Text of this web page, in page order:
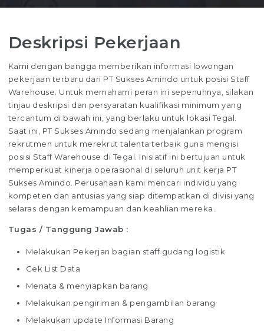
Deskripsi Pekerjaan
Kami dengan bangga memberikan informasi lowongan
pekerjaan terbaru dari PT Sukses Amindo untuk posisi Staff
Warehouse. Untuk memahami peran ini sepenuhnya, silakan
tinjau deskripsi dan persyaratan kualifikasi minimum yang
tercantum di bawah ini, yang berlaku untuk lokasi Tegal.
Saat ini, PT Sukses Amindo sedang menjalankan program
rekrutmen untuk merekrut talenta terbaik guna mengisi
posisi Staff Warehouse di Tegal. Inisiatif ini bertujuan untuk
memperkuat kinerja operasional di seluruh unit kerja PT
Sukses Amindo. Perusahaan kami mencari individu yang
kompeten dan antusias yang siap ditempatkan di divisi yang
selaras dengan kemampuan dan keahlian mereka.
Tugas / Tanggung Jawab :
Melakukan Pekerjan bagian staff gudang logistik
Cek List Data
Menata & menyiapkan barang
Melakukan pengiriman & pengambilan barang
Melakukan update Informasi Barang